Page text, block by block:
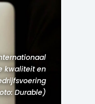
kwaliteit en
Durable)